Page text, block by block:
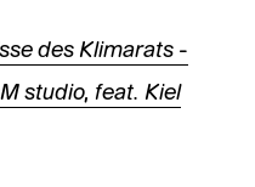
des Klimarats -
studio, feat. Kiel